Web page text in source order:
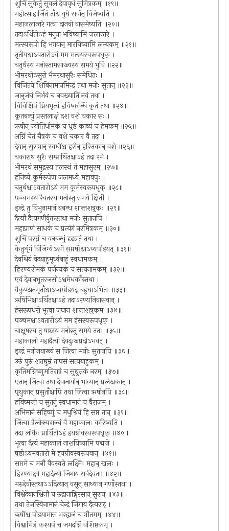
शुचिं सुकेतुं सुवलं देवावृधं सुमित्रकम् ॥१९॥
महोत्साहार्जितं ताँश्च युधे सर्वान् विजेष्यति ।
महाजलान्तरे गत्वा दानवो वासमेष्यति ॥२०॥
तदाऽर्थितोऽहं मनुना भविष्यामि जलान्तरे ।
मत्स्यरूपो हि भगवान् मारयिष्यामि लम्बकम् ॥२१॥
तृतीयश्चाऽवतारोऽयं मम मत्स्यस्वरूपधृक् ।
चतुर्थस्य मनोस्तामसाख्यस्य समये भुवि ॥२२॥
भीमरथोऽसुरो भैमरथासुरैः समेधितः ।
विजितये शिबिनामानमिन्द्रं तथा मनोः सुतान् ॥२३॥
जानुजंघं निर्भयं च नवख्यातिं नयं तथा ।
विविक्षिपं प्रियभृत्यं हविष्कन्धिं कृतं तथा ॥२४॥
कृतबन्घुं प्रस्तलाक्षं दश वशे चकार सः ।
ऋषीन् ज्योतिर्धामकं च धृष्टं काव्यं च हेमकम् ॥२५॥
अग्निं चेतं चैत्रकं च वशे चकार वै तदा ।
देवान् सुरागान् स्वधींश्च हरीन् हरितकान् वशे ॥२६॥
चकाराथ सुरैः सम्प्राथिंतश्चाऽहं तदा रमे ।
भीमरथं समुद्रस्य तलस्थं तं महासुरम् ॥२७॥
हनिष्ये कूर्मरूपेण जलमध्ये महावपुः ।
चतुर्थश्चाऽवतारोऽयं मम कूर्मस्वरूपधृक् ॥२८॥
पञ्चमस्य रैवतस्य मनोस्तु समये क्षितौ ।
इन्द्रे तु विभुनामानं बबन्ध शान्तशत्रुकः ॥२९॥
दैत्यौ दैत्यगणैर्युक्तस्तथा मनोः सुतानपि ।
महाप्राणं साधकं च प्रत्यंगं नरमित्रकम् ॥३०॥
शुचिं परघ्नं च वनबन्धुं दृढव्रतं तथा ।
केतुशृंगं विजिग्येऽसौ सप्तर्षींश्चाऽप्यपीडयत् ॥३१॥
देवश्रियं वेदबाहुमूर्ध्वबाहुं स्वधामकम् ।
हिरण्यरोमकं पर्जन्यकं च सत्यनामकम् ॥३२॥
एवं देवानभूतरजसोऽश्वमेधकाँस्तथा ।
वैकुण्ठानमृताँश्चाऽप्यपीडयद् बहुधाऽभितः ॥३३॥
ऋषिभिश्चाऽर्थितश्चाऽहं तदाऽरण्यनिवासवान् ।
हंसरूपधरो भूत्वा जघान शान्तशत्रुकम ॥३४॥
पञ्चमश्चाऽवतारोऽयं मम हंसस्वरूपधृक् ।
चाक्षुषस्य तु षष्ठस्य मनोस्तु समये ततः ॥३५॥
महाकालो महादैत्यो देवदुःखप्रदोऽभवत् ।
इन्द्रं मनोजवाख्यं स जित्वा मनोः सुतानपि ॥३६॥
उरुं पुरुं शतद्युम्नं तापसं सत्यबाहुकम् ।
कृतिमग्निष्णुमतिरात्रं च सुद्युम्नकं नरम् ॥३७॥
एतान् जित्वा तथा देवानार्यान् भाव्यान् प्रलेखकान् ।
पृथुकान् प्रसुताँश्चापि तथा जित्वा ऋषीनपि ॥३८॥
हविष्मन्तं च सुतनुं स्वधामानं च वैराजम् ।
अभिमानं सहिष्णुं च मधुश्रियं हि सप्त तान् ॥३९॥
जित्वा त्रैलोक्यराज्यं वै महाकालः करिष्यति ।
तदा लोकैः प्रार्थितोऽहं हयग्रीवस्वरूपधृक् ॥४०॥
भूत्वा दैत्यं महाकालं नाशयिष्यामि पद्मजे ।
षष्ठोऽयमवतारो मे हयग्रीवस्वरूपवान् ॥४१॥
सप्तमे च मनौ वैवस्वते लक्ष्मि! महान् खलः ।
हिरण्याक्षो महादैत्यो जिगाय सर्वदेवताः ॥४२॥
मरुद्देवाँस्तथाऽऽदित्यान् वसून् साध्यान् गणाँस्तथा ।
विश्वेदेवानश्विनौ च रुद्रानाङ्गिरसान् सुरान् ॥४३॥
तथा तेजस्विनामानं चेन्द्रं जिगाय दैत्यराट् ।
ऋषींश्च पीडयामास भरद्वाजं च गौतमम् ॥४४॥
विश्वामित्रं कश्यपं च जमदग्निं वशिष्ठकम् ।